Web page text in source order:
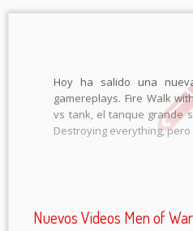
Hoy ha salido una
gamereplays. Fire Walk
vs tank, el tanque grande
Destroying everything, pero
Nuevos Videos Men of War